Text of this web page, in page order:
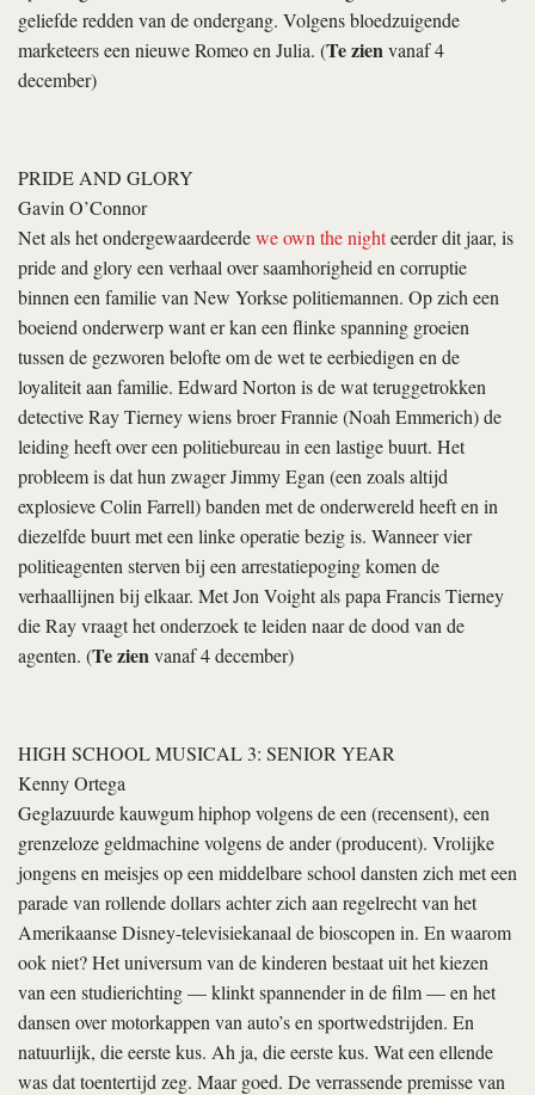
geliefde redden van de ondergang. Volgens bloedzuigende
marketeers een nieuwe Romeo en Julia. (Te zienvanaf 4
december)
PRIDE AND GLORY
Gavin O’Connor
Net als het ondergewaardeerdewe own the nighteerder dit jaar, is
pride and gloryeen verhaal over saamhorigheid en corruptie
binnen een familie van New Yorkse politiemannen. Op zich een
boeiend onderwerp want er kan een flinke spanning groeien
tussen de gezworen belofte om de wet te eerbiedigen en de
loyaliteit aan familie. Edward Norton is de wat teruggetrokken
detective Ray Tierney wiens broer Frannie (Noah Emmerich) de
leiding heeft over een politiebureau in een lastige buurt. Het
probleem is dat hun zwager Jimmy Egan (een zoals altijd
explosieve Colin Farrell) banden met de onderwereld heeft en in
diezelfde buurt met een linke operatie bezig is. Wanneer vier
politieagenten sterven bij een arrestatiepoging komen de
verhaallijnen bij elkaar. Met Jon Voight als papa Francis Tierney
die Ray vraagt het onderzoek te leiden naar de dood van de
agenten. (Te zienvanaf 4 december)
HIGH SCHOOL MUSICAL 3: SENIOR YEAR
Kenny Ortega
Geglazuurde kauwgum hiphop volgens de een (recensent), een
grenzeloze geldmachine volgens de ander (producent). Vrolijke
jongens en meisjes op een middelbare school dansten zich met een
parade van rollende dollars achter zich aan regelrecht van het
Amerikaanse Disney-televisiekanaal de bioscopen in. En waarom
ook niet? Het universum van de kinderen bestaat uit het kiezen
van een studierichting — klinkt spannender in de film — en het
dansen over motorkappen van auto’s en sportwedstrijden. En
natuurlijk, die eerste kus. Ah ja, die eerste kus. Wat een ellende
was dat toentertijd zeg. Maar goed. De verrassende premisse van